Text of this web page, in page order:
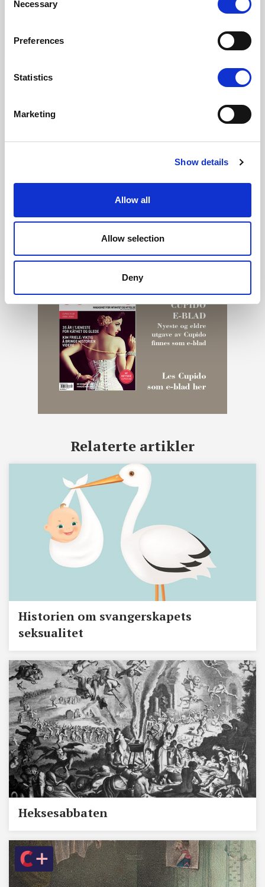
Selection
Necessary
Preferences
Statistics
Marketing
Show details
Allow all
Allow selection
Deny
Fragmenter fra homsehistorien:
Relaterte artikler
Historien om svangerskapets
seksualitet
Heksesabbaten